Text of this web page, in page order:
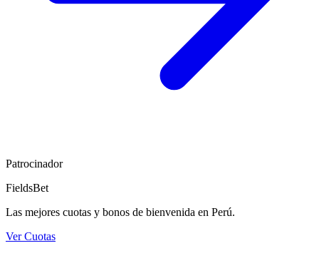
Patrocinador
FieldsBet
Las mejores cuotas y bonos de bienvenida en Perú.
Ver Cuotas